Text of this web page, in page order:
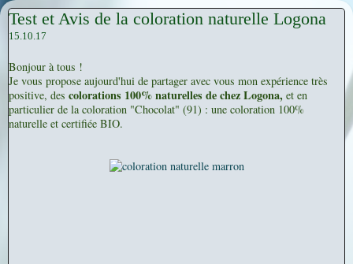
Test et Avis de la coloration naturelle Logona
15.10.17
Bonjour à tous !
Je vous propose aujourd'hui de partager avec vous mon expérience très
positive, des colorations 100% naturelles de chez Logona, et en
particulier de la coloration "Chocolat" (91) : une coloration 100%
naturelle et certifiée BIO.